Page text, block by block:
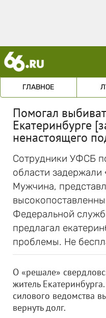
ГЛАВНОЕ
Помогал
Екатеринбурге
ненастоящего
Сотрудники УФСБ
области задержали
Мужчина,
Федеральной
предлагал
проблемы. Не
О «решале»
житель
силового ведомства
вернуть долг.